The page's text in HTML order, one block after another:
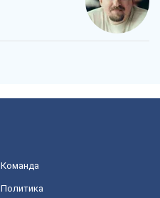
Команда
Политика